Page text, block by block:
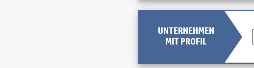
UNTERNEHMEN
MIT PROFIL